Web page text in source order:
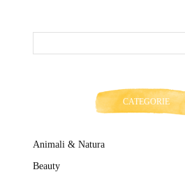
CATEGORIE
Animali & Natura
Beauty